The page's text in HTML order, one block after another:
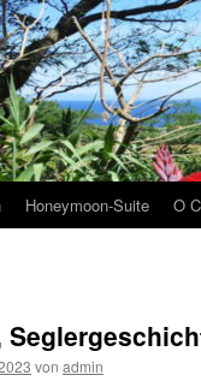
Honeymoon-Suite O
von admin